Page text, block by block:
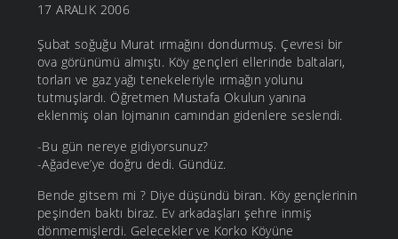
17 ARALIK 2006
Şubat soğuğu Murat ırmağını dondurmuş. Çevresi bir
ova görünümü almıştı. Köy gençleri ellerinde baltaları,
torları ve gaz yağı tenekeleriyle ırmağın yolunu
tutmuşlardı. Öğretmen Mustafa Okulun yanına
eklenmiş olan lojmanın camından gidenlere seslendi.
-Bu gün nereye gidiyorsunuz?
-Ağadeve’ye doğru dedi. Gündüz.
Bende gitsem mi ? Diye düşündü biran. Köy gençlerinin
peşinden baktı biraz. Ev arkadaşları şehre inmiş
dönmemişlerdi. Gelecekler ve Korko Köyüne